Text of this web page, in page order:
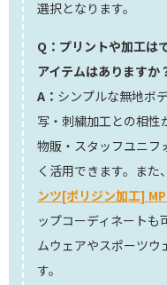
選択となります。
Q：プリントや加工は
アイテムはありますか
A： シンプルな無地ボ
写・刺繍加工との相性
物販・スタッフユニフ
く活用できます。また
ンツ[ポリジン加工]
ップコーディネートも
ムウェアやスポーツウ
す。